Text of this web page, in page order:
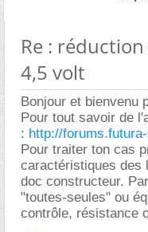
Re :
4,5 volt
Bonjour et bienvenu
Pour tout savoir de
: http://
Pour traiter ton cas
caractéristiques des
doc constructeur.
"toutes-seules" ou
contrôle, résistance